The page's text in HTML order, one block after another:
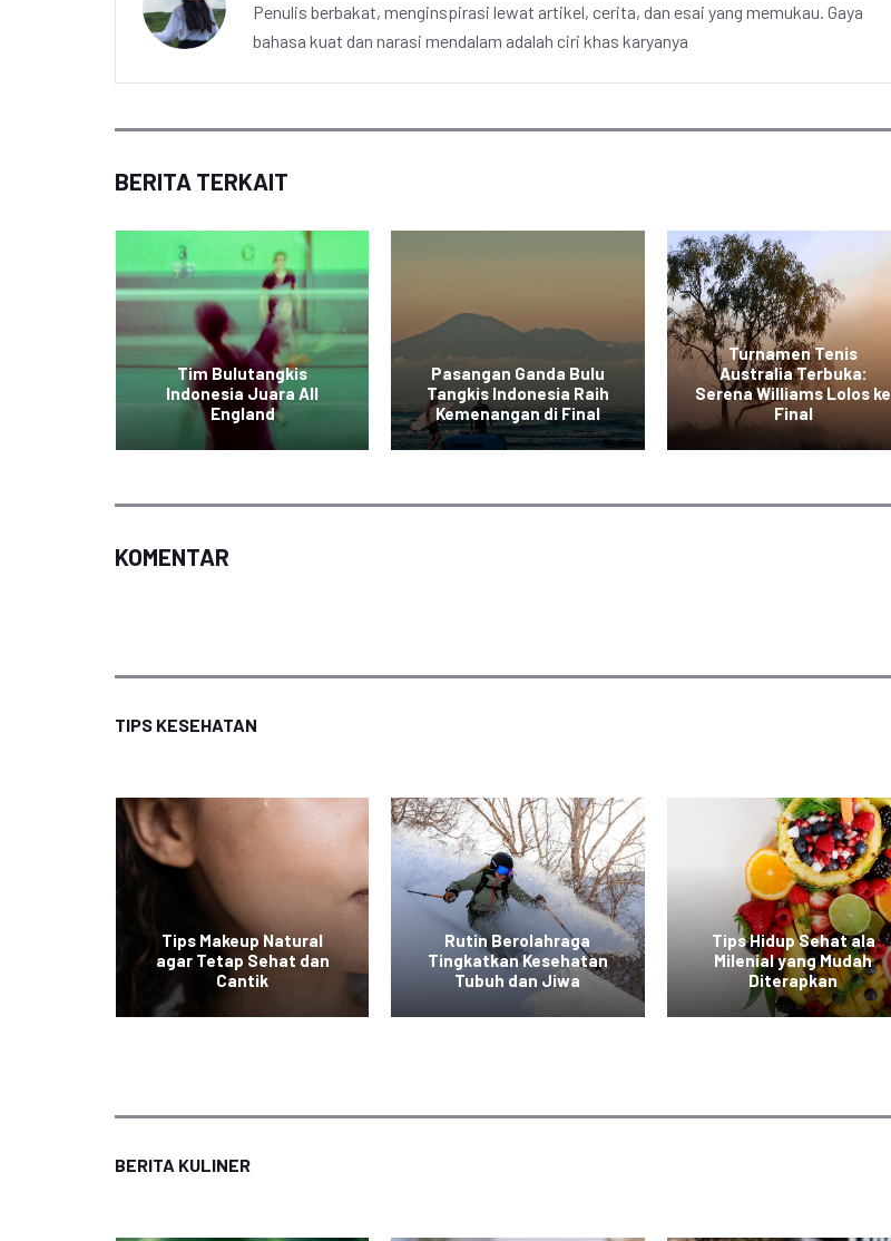
Penulis berbakat, menginspirasi lewat artikel, cerita, dan esai yang memukau. Gaya
bahasa kuat dan narasi mendalam adalah ciri khas karyanya
BERITA TERKAIT
Tim Bulutangkis
Indonesia Juara All
England
Pasangan Ganda Bulu
Tangkis Indonesia Raih
Kemenangan di Final
Turnamen Tenis
Australia Terbuka:
Serena Williams Lolos ke
Final
KOMENTAR
TIPS KESEHATAN
Tips Makeup Natural
agar Tetap Sehat dan
Cantik
Rutin Berolahraga
Tingkatkan Kesehatan
Tubuh dan Jiwa
Tips Hidup Sehat ala
Milenial yang Mudah
Diterapkan
BERITA KULINER